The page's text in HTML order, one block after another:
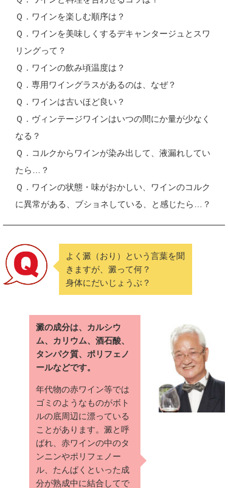
Ｑ．ワインを楽しむ順序は？
Ｑ．ワインを美味しくするデキャンタージュとスワ
リングって？
Ｑ．ワインの飲み頃温度は？
Ｑ．専用ワイングラスがあるのは、なぜ？
Ｑ．ワインは古いほど良い？
Ｑ．ヴィンテージワインはいつの間にか量が少なく
なる？
Ｑ．コルクからワインが染み出して、液漏れしてい
たら…？
Ｑ．ワインの状態・味がおかしい、ワインのコルク
に異常がある、ブショネしている、と感じたら…？
よく澱（おり）という言葉を聞
きますが、澱って何？
身体にだいじょうぶ？
澱の成分は、カルシウ
ム、カリウム、酒石酸、
タンパク質、ポリフェノ
ールなどです。
年代物の赤ワイン等では
ゴミのようなものがボト
ルの底周辺に漂っている
ことがあります。澱と呼
ばれ、赤ワインの中のタ
ンニンやポリフェノー
ル、たんぱくといった成
分が熟成中に結合してで